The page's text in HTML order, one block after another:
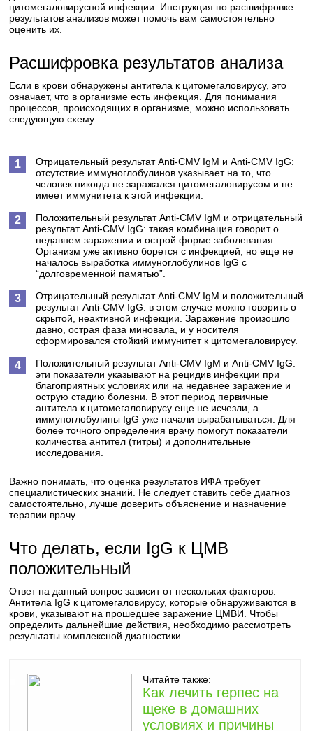
цитомегаловирусной инфекции. Инструкция по расшифровке
результатов анализов может помочь вам самостоятельно
оценить их.
Расшифровка результатов анализа
Если в крови обнаружены антитела к цитомегаловирусу, это
означает, что в организме есть инфекция. Для понимания
процессов, происходящих в организме, можно использовать
следующую схему:
Отрицательный результат Anti-CMV IgM и Anti-CMV IgG:
отсутствие иммуноглобулинов указывает на то, что
человек никогда не заражался цитомегаловирусом и не
имеет иммунитета к этой инфекции.
Положительный результат Anti-CMV IgM и отрицательный
результат Anti-CMV IgG: такая комбинация говорит о
недавнем заражении и острой форме заболевания.
Организм уже активно борется с инфекцией, но еще не
началось выработка иммуноглобулинов IgG с
“долговременной памятью”.
Отрицательный результат Anti-CMV IgM и положительный
результат Anti-CMV IgG: в этом случае можно говорить о
скрытой, неактивной инфекции. Заражение произошло
давно, острая фаза миновала, и у носителя
сформировался стойкий иммунитет к цитомегаловирусу.
Положительный результат Anti-CMV IgM и Anti-CMV IgG:
эти показатели указывают на рецидив инфекции при
благоприятных условиях или на недавнее заражение и
острую стадию болезни. В этот период первичные
антитела к цитомегаловирусу еще не исчезли, а
иммуноглобулины IgG уже начали вырабатываться. Для
более точного определения врачу помогут показатели
количества антител (титры) и дополнительные
исследования.
Важно понимать, что оценка результатов ИФА требует
специалистических знаний. Не следует ставить себе диагноз
самостоятельно, лучше доверить объяснение и назначение
терапии врачу.
Что делать, если IgG к ЦМВ
положительный
Ответ на данный вопрос зависит от нескольких факторов.
Антитела IgG к цитомегаловирусу, которые обнаруживаются в
крови, указывают на прошедшее заражение ЦМВИ. Чтобы
определить дальнейшие действия, необходимо рассмотреть
результаты комплексной диагностики.
Читайте также:
Как лечить герпес на
щеке в домашних
условиях и причины